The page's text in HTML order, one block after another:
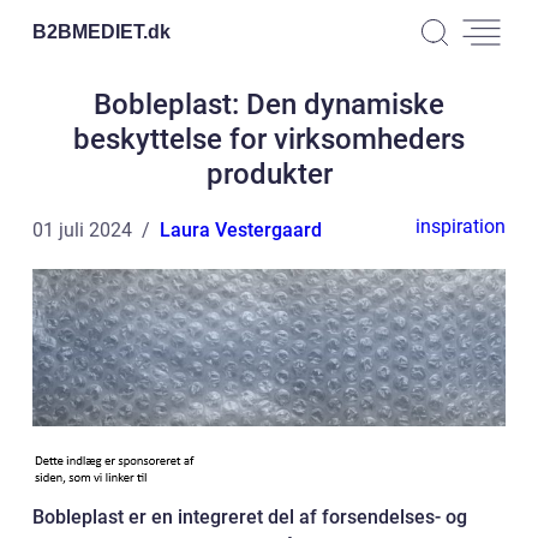
B2BMEDIET.dk
Bobleplast: Den dynamiske
beskyttelse for virksomheders
produkter
01 juli 2024 Laura Vestergaard inspiration
Bobleplast er en integreret del af forsendelses- og